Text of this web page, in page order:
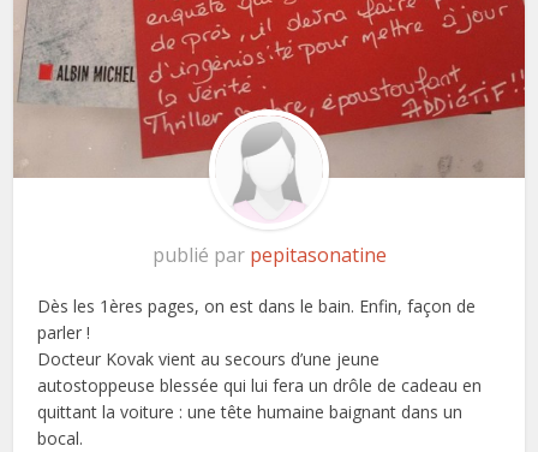
publié par pepitasonatine
Dès les 1ères pages, on est dans le bain. Enfin, façon de
parler !
Docteur Kovak vient au secours d’une jeune
autostoppeuse blessée qui lui fera un drôle de cadeau en
quittant la voiture : une tête humaine baignant dans un
bocal.